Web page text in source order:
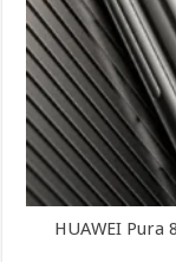
HUAWEI